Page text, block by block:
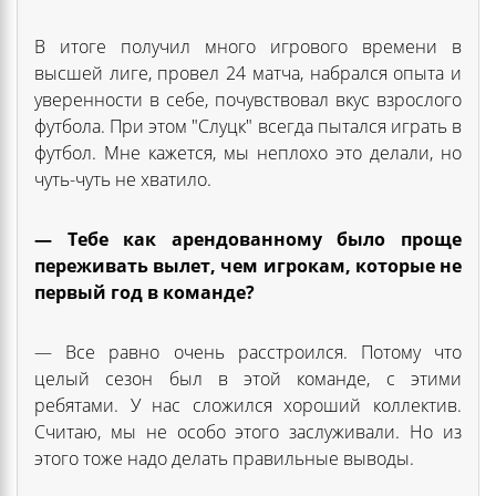
В итоге получил много игрового времени в
высшей лиге, провел 24 матча, набрался опыта и
уверенности в себе, почувствовал вкус взрослого
футбола. При этом "Слуцк" всегда пытался играть в
футбол. Мне кажется, мы неплохо это делали, но
чуть-чуть не хватило.
— Тебе как арендованному было проще
переживать вылет, чем игрокам, которые не
первый год в команде?
— Все равно очень расстроился. Потому что
целый сезон был в этой команде, с этими
ребятами. У нас сложился хороший коллектив.
Считаю, мы не особо этого заслуживали. Но из
этого тоже надо делать правильные выводы.